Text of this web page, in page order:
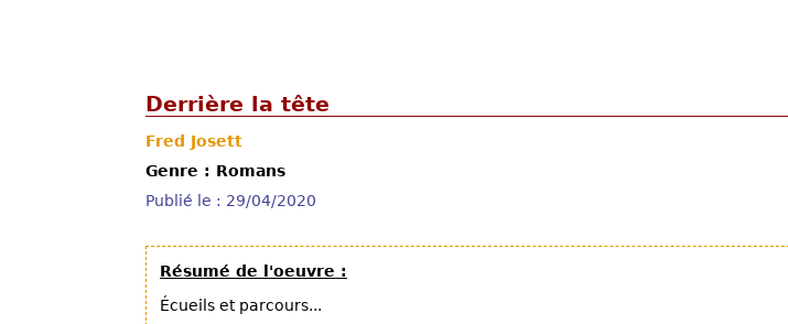
Derrière la tête
Fred Josett
Genre : Romans
Publié le : 29/04/2020
Résumé de l'oeuvre :
Écueils et parcours...